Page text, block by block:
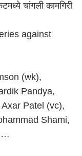
चांगली कामगिरी
against
(wk),
Pandya,
Patel (vc),
Shami,